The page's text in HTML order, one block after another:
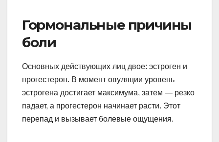
Гормональные причины
боли
Основных действующих лиц двое: эстроген и
прогестерон. В момент овуляции уровень
эстрогена достигает максимума, затем — резко
падает, а прогестерон начинает расти. Этот
перепад и вызывает болевые ощущения.